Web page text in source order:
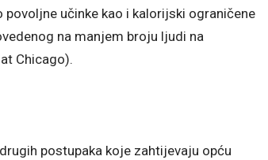
učinke kao i kalorijski ograničene
na manjem broju ljudi na
Chicago).
postupaka koje zahtijevaju opću